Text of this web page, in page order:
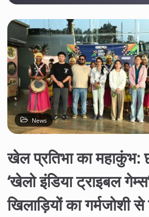
News
खेल प्रतिभा का महाकुंभ:
‘खेलो इंडिया ट्राइबल
खिलाड़ियों का गर्मजोशी से